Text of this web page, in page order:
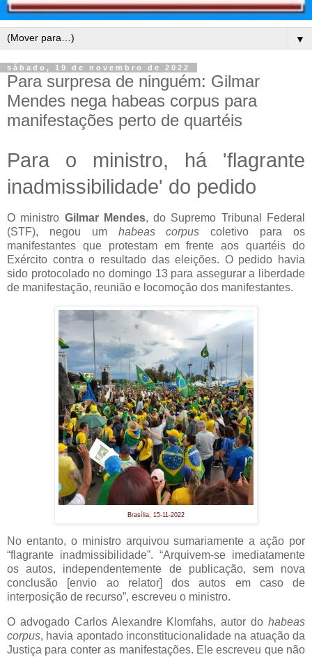
▼
sábado, 19 de novembro de 2022
Para surpresa de ninguém: Gilmar
Mendes nega habeas corpus para
manifestações perto de quartéis
Para o ministro, há 'flagrante
inadmissibilidade' do pedido
O ministro Gilmar Mendes, do Supremo Tribunal Federal
(STF), negou um habeas corpus coletivo para os
manifestantes que protestam em frente aos quartéis do
Exército contra o resultado das eleições. O pedido havia
sido protocolado no domingo 13 para assegurar a liberdade
de manifestação, reunião e locomoção dos manifestantes.
Brasília, 15-11-2022
No entanto, o ministro arquivou sumariamente a ação por
“flagrante inadmissibilidade”. “Arquivem-se imediatamente
os autos, independentemente de publicação, sem nova
conclusão [envio ao relator] dos autos em caso de
interposição de recurso”, escreveu o ministro.
O advogado Carlos Alexandre Klomfahs, autor do habeas
corpus, havia apontado inconstitucionalidade na atuação da
Justiça para conter as manifestações. Ele escreveu que não